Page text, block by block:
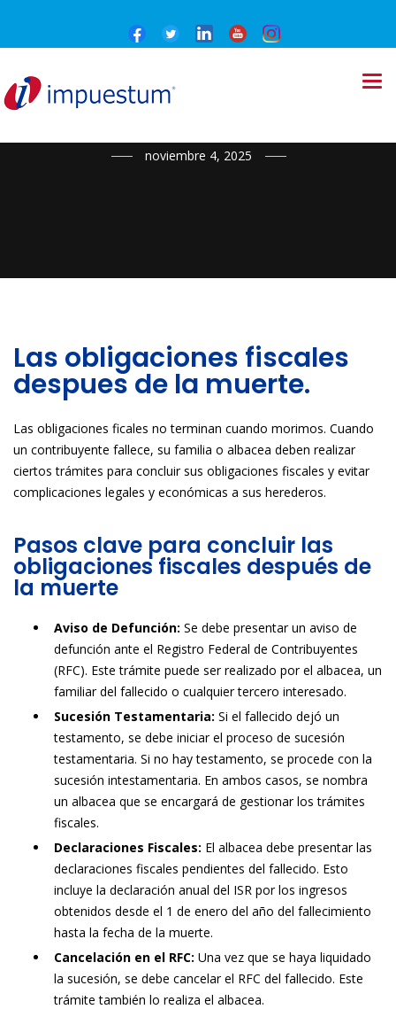
NOTICIAS
noviembre 4, 2025
Las obligaciones fiscales
despues de la muerte.
Las obligaciones ficales no terminan cuando morimos. Cuando
un contribuyente fallece, su familia o albacea deben realizar
ciertos trámites para concluir sus obligaciones fiscales y evitar
complicaciones legales y económicas a sus herederos.
Pasos clave para concluir las
obligaciones fiscales después de
la muerte
Aviso de Defunción: Se debe presentar un aviso de
defunción ante el Registro Federal de Contribuyentes
(RFC). Este trámite puede ser realizado por el albacea, un
familiar del fallecido o cualquier tercero interesado.
Sucesión Testamentaria: Si el fallecido dejó un
testamento, se debe iniciar el proceso de sucesión
testamentaria. Si no hay testamento, se procede con la
sucesión intestamentaria. En ambos casos, se nombra
un albacea que se encargará de gestionar los trámites
fiscales.
Declaraciones Fiscales: El albacea debe presentar las
declaraciones fiscales pendientes del fallecido. Esto
incluye la declaración anual del ISR por los ingresos
obtenidos desde el 1 de enero del año del fallecimiento
hasta la fecha de la muerte.
Cancelación en el RFC: Una vez que se haya liquidado
la sucesión, se debe cancelar el RFC del fallecido. Este
trámite también lo realiza el albacea.